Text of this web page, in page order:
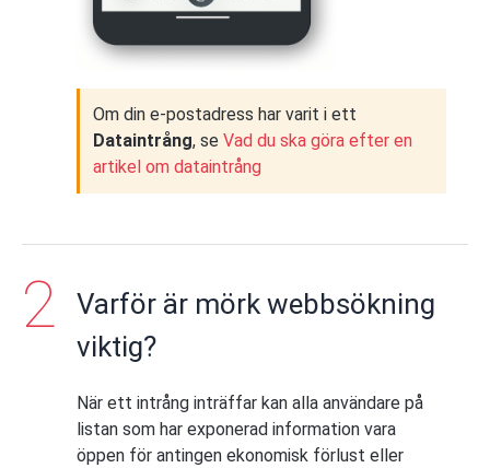
Om din e-postadress har varit i ett
Dataintrång, se Vad du ska göra efter en
artikel om dataintrång
Varför är mörk webbsökning
viktig?
När ett intrång inträffar kan alla användare på
listan som har exponerad information vara
öppen för antingen ekonomisk förlust eller